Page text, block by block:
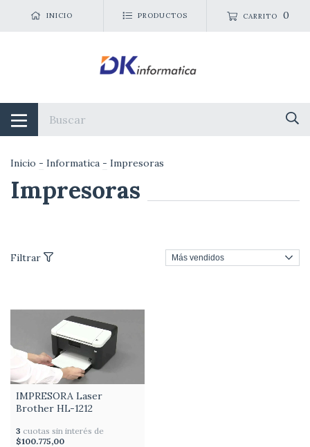
INICIO PRODUCTOS CARRITO 0
Inicio - Informatica - Impresoras
Impresoras
Filtrar
IMPRESORA Laser
Brother HL-1212
3 cuotas sin interés de
$100.775,00